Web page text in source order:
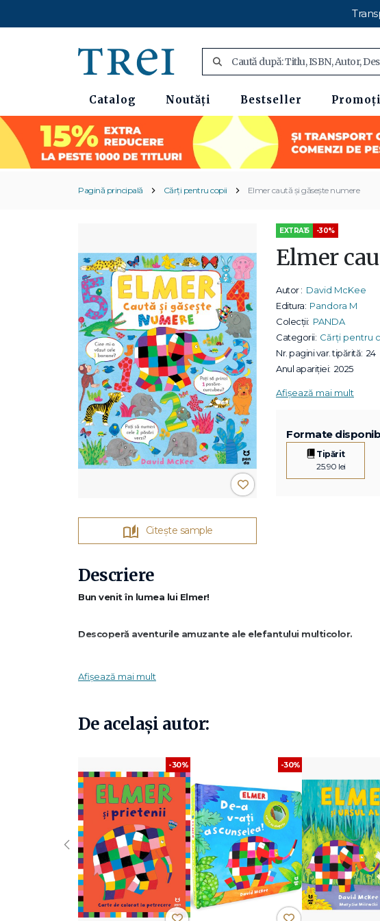
Catalog Noutăți Bestseller
Pagină principală Cărți pentru copii Elmer caută și găsește numere
Citește sample
EXTRA15 -30%
Elmer
Autor : David McKee
Editura: Pandora M
Colecții: PANDA
Categorii: Cărți pentru
Nr. pagini var. tipărită: 24
Anul apariției: 2025
Afișează mai mult
Formate
Tipărit
25.90 lei
Descriere
Bun venit în lumea lui Elmer!
Descoperă aventurile amuzante ale elefantului multicolor.
Descoperă distracția, prietenia, încrederea în sine, bunătatea,
prietenii lui Elmer. Astfel, exersează recunoașterea numerelor într-un mod
Beneficii în urma parcurgerii activităților:
dezvoltarea recunoașterii numerelor și a abilitățile de numărare;
stimulează atenției și a spiritului de observație;
încurajarea învățării prin joc și creativitate.
De ce îl iubesc pe Elmer copiii din întreaga lume?
Afișează mai mult
De același autor:
-30% -30%
‹